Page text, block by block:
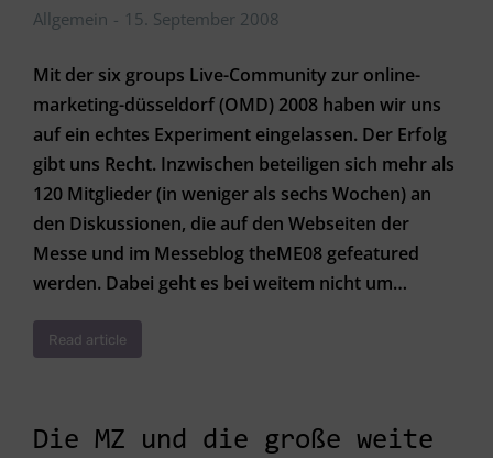
Allgemein 15. September 2008
Mit der six groups Live-Community zur online-
marketing-düsseldorf (OMD) 2008 haben wir uns
auf ein echtes Experiment eingelassen. Der Erfolg
gibt uns Recht. Inzwischen beteiligen sich mehr als
120 Mitglieder (in weniger als sechs Wochen) an
den Diskussionen, die auf den Webseiten der
Messe und im Messeblog theME08 gefeatured
werden. Dabei geht es bei weitem nicht um…
Read article
Die MZ und die große weite